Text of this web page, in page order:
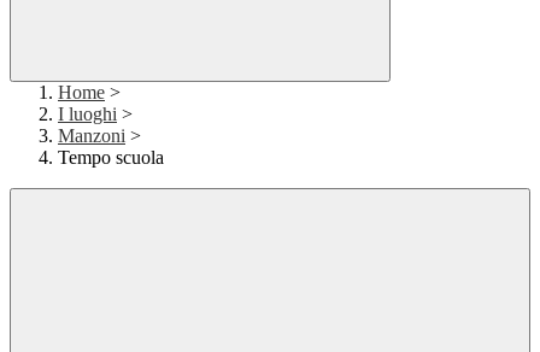
Home >
I luoghi >
Manzoni >
Tempo scuola